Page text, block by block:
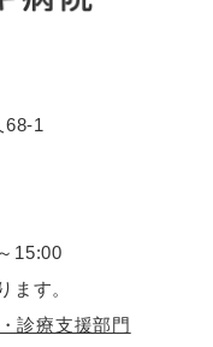
68-1
15:00
ます。
診療支援部門